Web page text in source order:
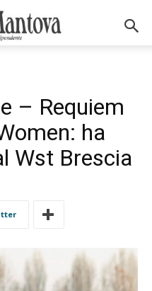
– Requiem
ha
Wst Brescia